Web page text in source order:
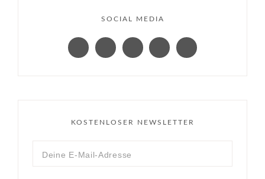
SOCIAL MEDIA
KOSTENLOSER NEWSLETTER